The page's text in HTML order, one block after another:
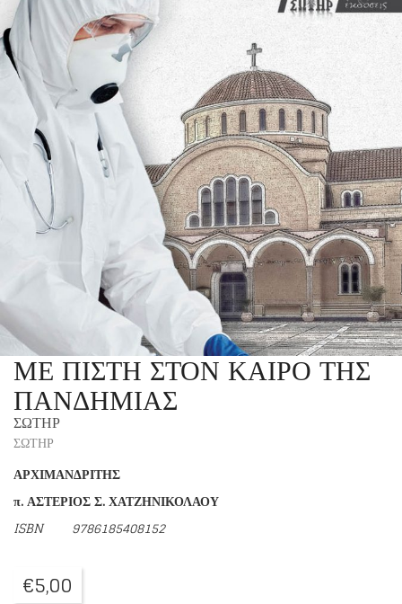
ΜΕ ΠΙΣΤΗ ΣΤΟΝ ΚΑΙΡΟ ΤΗΣ
ΠΑΝΔΗΜΙΑΣ
ΣΩΤΗΡ
ΣΩΤΗΡ
ΑΡΧΙΜΑΝΔΡΙΤΗΣ
π. ΑΣΤΕΡΙΟΣ Σ. ΧΑΤΖΗΝΙΚΟΛΑΟΥ
ISBN
9786185408152
€5,00